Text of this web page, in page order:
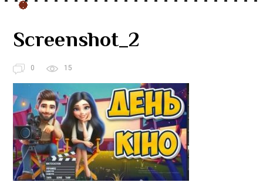
Screenshot_2
0 15